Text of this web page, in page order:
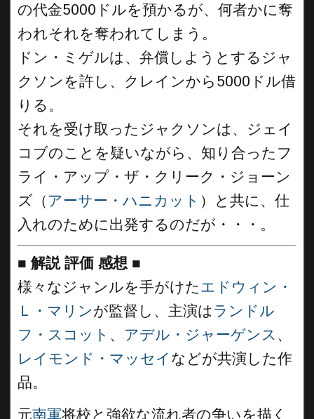
の代金5000ドルを預かるが、何者かに奪
われそれを奪われてしまう。
ドン・ミゲルは、弁償しようとするジャ
クソンを許し、クレインから5000ドル借
りる。
それを受け取ったジャクソンは、ジェイ
コブのことを疑いながら、知り合ったフ
ライ・アップ・ザ・クリーク・ジョーン
ズ（ アーサー・ハニカット ）と共に、仕
入れのために出発するのだが・・・。
■ 解説 評価 感想 ■
様々なジャンルを手がけたエドウィン・
Ｌ・マリンが監督し、主演はランドル
フ・スコット 、 アデル・ジャーゲンス 、
レイモンド・マッセイ などが共演した作
品。
元南軍将校と強欲な流れ者の争いを描く